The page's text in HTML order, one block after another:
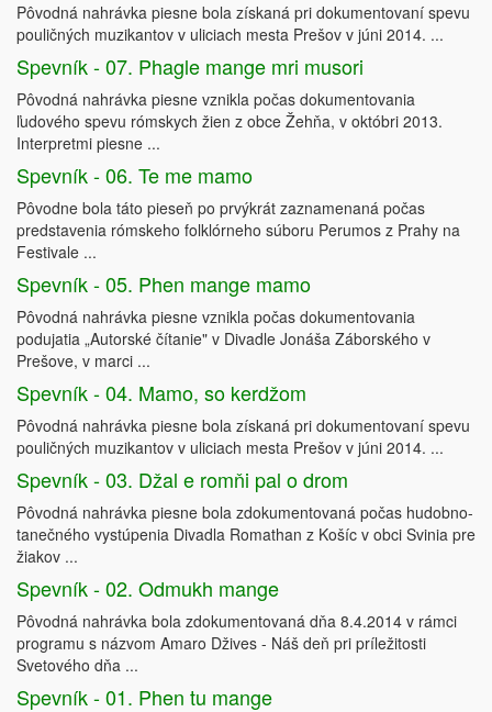
Pôvodná nahrávka piesne bola získaná pri dokumentovaní spevu
pouličných muzikantov v uliciach mesta Prešov v júni 2014. ...
Spevník - 07. Phagle mange mri musori
Pôvodná nahrávka piesne vznikla počas dokumentovania
ľudového spevu rómskych žien z obce Žehňa, v októbri 2013.
Interpretmi piesne ...
Spevník - 06. Te me mamo
Pôvodne bola táto pieseň po prvýkrát zaznamenaná počas
predstavenia rómskeho folklórneho súboru Perumos z Prahy na
Festivale ...
Spevník - 05. Phen mange mamo
Pôvodná nahrávka piesne vznikla počas dokumentovania
podujatia „Autorské čítanie" v Divadle Jonáša Záborského v
Prešove, v marci ...
Spevník - 04. Mamo, so kerdžom
Pôvodná nahrávka piesne bola získaná pri dokumentovaní spevu
pouličných muzikantov v uliciach mesta Prešov v júni 2014. ...
Spevník - 03. Džal e romňi pal o drom
Pôvodná nahrávka piesne bola zdokumentovaná počas hudobno-
tanečného vystúpenia Divadla Romathan z Košíc v obci Svinia pre
žiakov ...
Spevník - 02. Odmukh mange
Pôvodná nahrávka bola zdokumentovaná dňa 8.4.2014 v rámci
programu s názvom Amaro Džives - Náš deň pri príležitosti
Svetového dňa ...
Spevník - 01. Phen tu mange